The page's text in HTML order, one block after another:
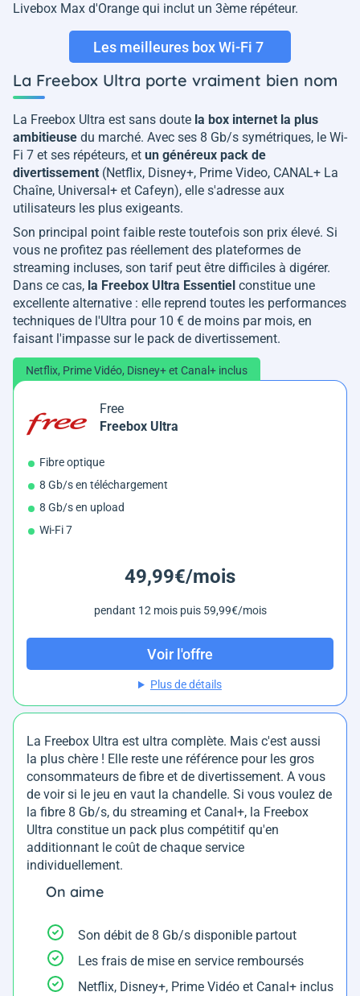
Livebox Max d'Orange qui inclut un 3ème répéteur.
Les meilleures box Wi-Fi 7
La Freebox Ultra porte vraiment bien nom
La Freebox Ultra est sans doute la box internet la plus
ambitieuse du marché. Avec ses 8 Gb/s symétriques, le Wi-
Fi 7 et ses répéteurs, et un généreux pack de
divertissement (Netflix, Disney+, Prime Video, CANAL+ La
Chaîne, Universal+ et Cafeyn), elle s'adresse aux
utilisateurs les plus exigeants.
Son principal point faible reste toutefois son prix élevé. Si
vous ne profitez pas réellement des plateformes de
streaming incluses, son tarif peut être difficiles à digérer.
Dans ce cas, la Freebox Ultra Essentiel constitue une
excellente alternative : elle reprend toutes les performances
techniques de l'Ultra pour 10 € de moins par mois, en
faisant l'impasse sur le pack de divertissement.
Netflix, Prime Vidéo, Disney+ et Canal+ inclus
Free
Freebox Ultra
Fibre optique
8 Gb/s en téléchargement
8 Gb/s en upload
Wi-Fi 7
49,99€/mois
pendant 12 mois puis 59,99€/mois
Voir l'offre
Plus de détails
La Freebox Ultra est ultra complète. Mais c'est aussi
la plus chère ! Elle reste une référence pour les gros
consommateurs de fibre et de divertissement. A vous
de voir si le jeu en vaut la chandelle. Si vous voulez de
la fibre 8 Gb/s, du streaming et Canal+, la Freebox
Ultra constitue un pack plus compétitif qu'en
additionnant le coût de chaque service
individuellement.
On aime
Son débit de 8 Gb/s disponible partout
Les frais de mise en service remboursés
Netflix, Disney+, Prime Vidéo et Canal+ inclus